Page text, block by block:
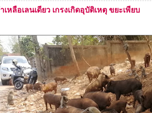
หลือเลนเดียว เกรงเกิดอุบัติเหตุ ขยะเพียบ